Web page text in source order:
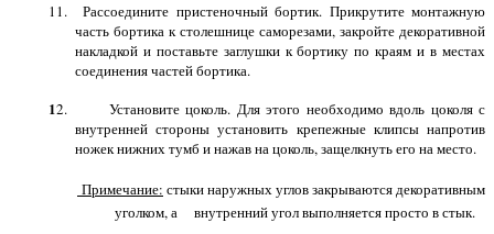
11. Рассоедините пристеночный бортик. Прикрутите монтажную
часть бортика к столешнице саморезами, закройте декоративной
накладкой и поставьте заглушки к бортику по краям и в местах
соединения частей бортика.
12. Установите цоколь. Для этого необходимо вдоль цоколя с
внутренней стороны установить крепежные клипсы напротив
ножек нижних тумб и нажав на цоколь, защелкнуть его на место.
Примечание: стыки наружных углов закрываются декоративным
уголком, а внутренний угол выполняется просто в стык.